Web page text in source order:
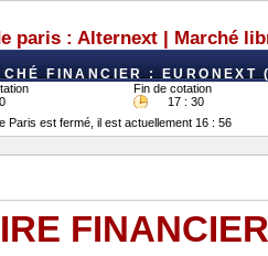
paris : Alternext | Marché
FINANCIER : EURONEXT
Fin de cotation
17 : 30
Paris est fermé, il est actuellement 16 : 56